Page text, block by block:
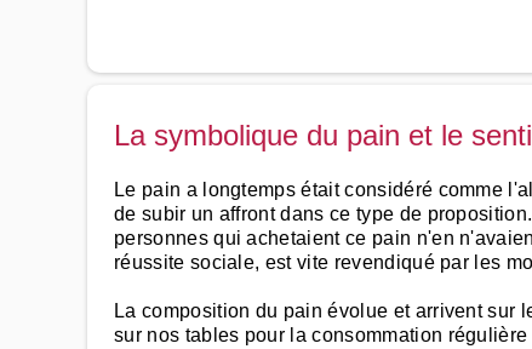
La symbolique du pain et le
Le pain a longtemps était considéré comme
de subir un affront dans ce type de
personnes qui achetaient ce pain n'en
réussite sociale, est vite revendiqué par les
La composition du pain évolue et arrivent
sur nos tables pour la consommation